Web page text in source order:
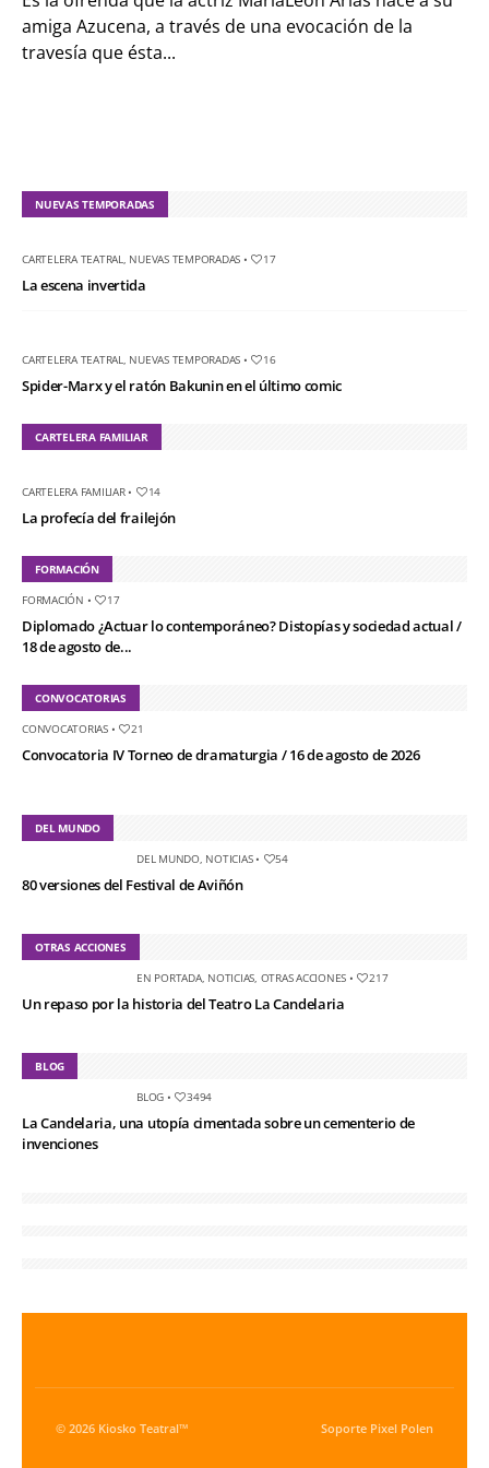
amiga Azucena, a través de una evocación de la
travesía que ésta...
NUEVAS TEMPORADAS
CARTELERA TEATRAL, NUEVAS TEMPORADAS • 17
La escena invertida
CARTELERA TEATRAL, NUEVAS TEMPORADAS • 16
Spider-Marx y el ratón Bakunin en el último comic
CARTELERA FAMILIAR
CARTELERA FAMILIAR• 14
La profecía del frailejón
FORMACIÓN
FORMACIÓN • 17
Diplomado ¿Actuar lo contemporáneo? Distopías y sociedad actual /
18 de agosto de...
CONVOCATORIAS
CONVOCATORIAS• 21
Convocatoria IV Torneo de dramaturgia / 16 de agosto de 2026
DEL MUNDO
DEL MUNDO, NOTICIAS• 54
80 versiones del Festival de Aviñón
OTRAS ACCIONES
EN PORTADA, NOTICIAS, OTRAS ACCIONES • 217
Un repaso por la historia del Teatro La Candelaria
BLOG
BLOG • 3494
La Candelaria, una utopía cimentada sobre un cementerio de
invenciones
© 2026 Kiosko Teatral™ Soporte Pixel Polen